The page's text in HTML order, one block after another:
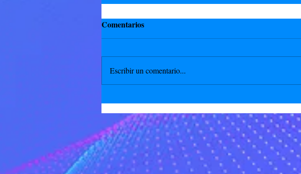
Comentarios
Escribir un comentario...